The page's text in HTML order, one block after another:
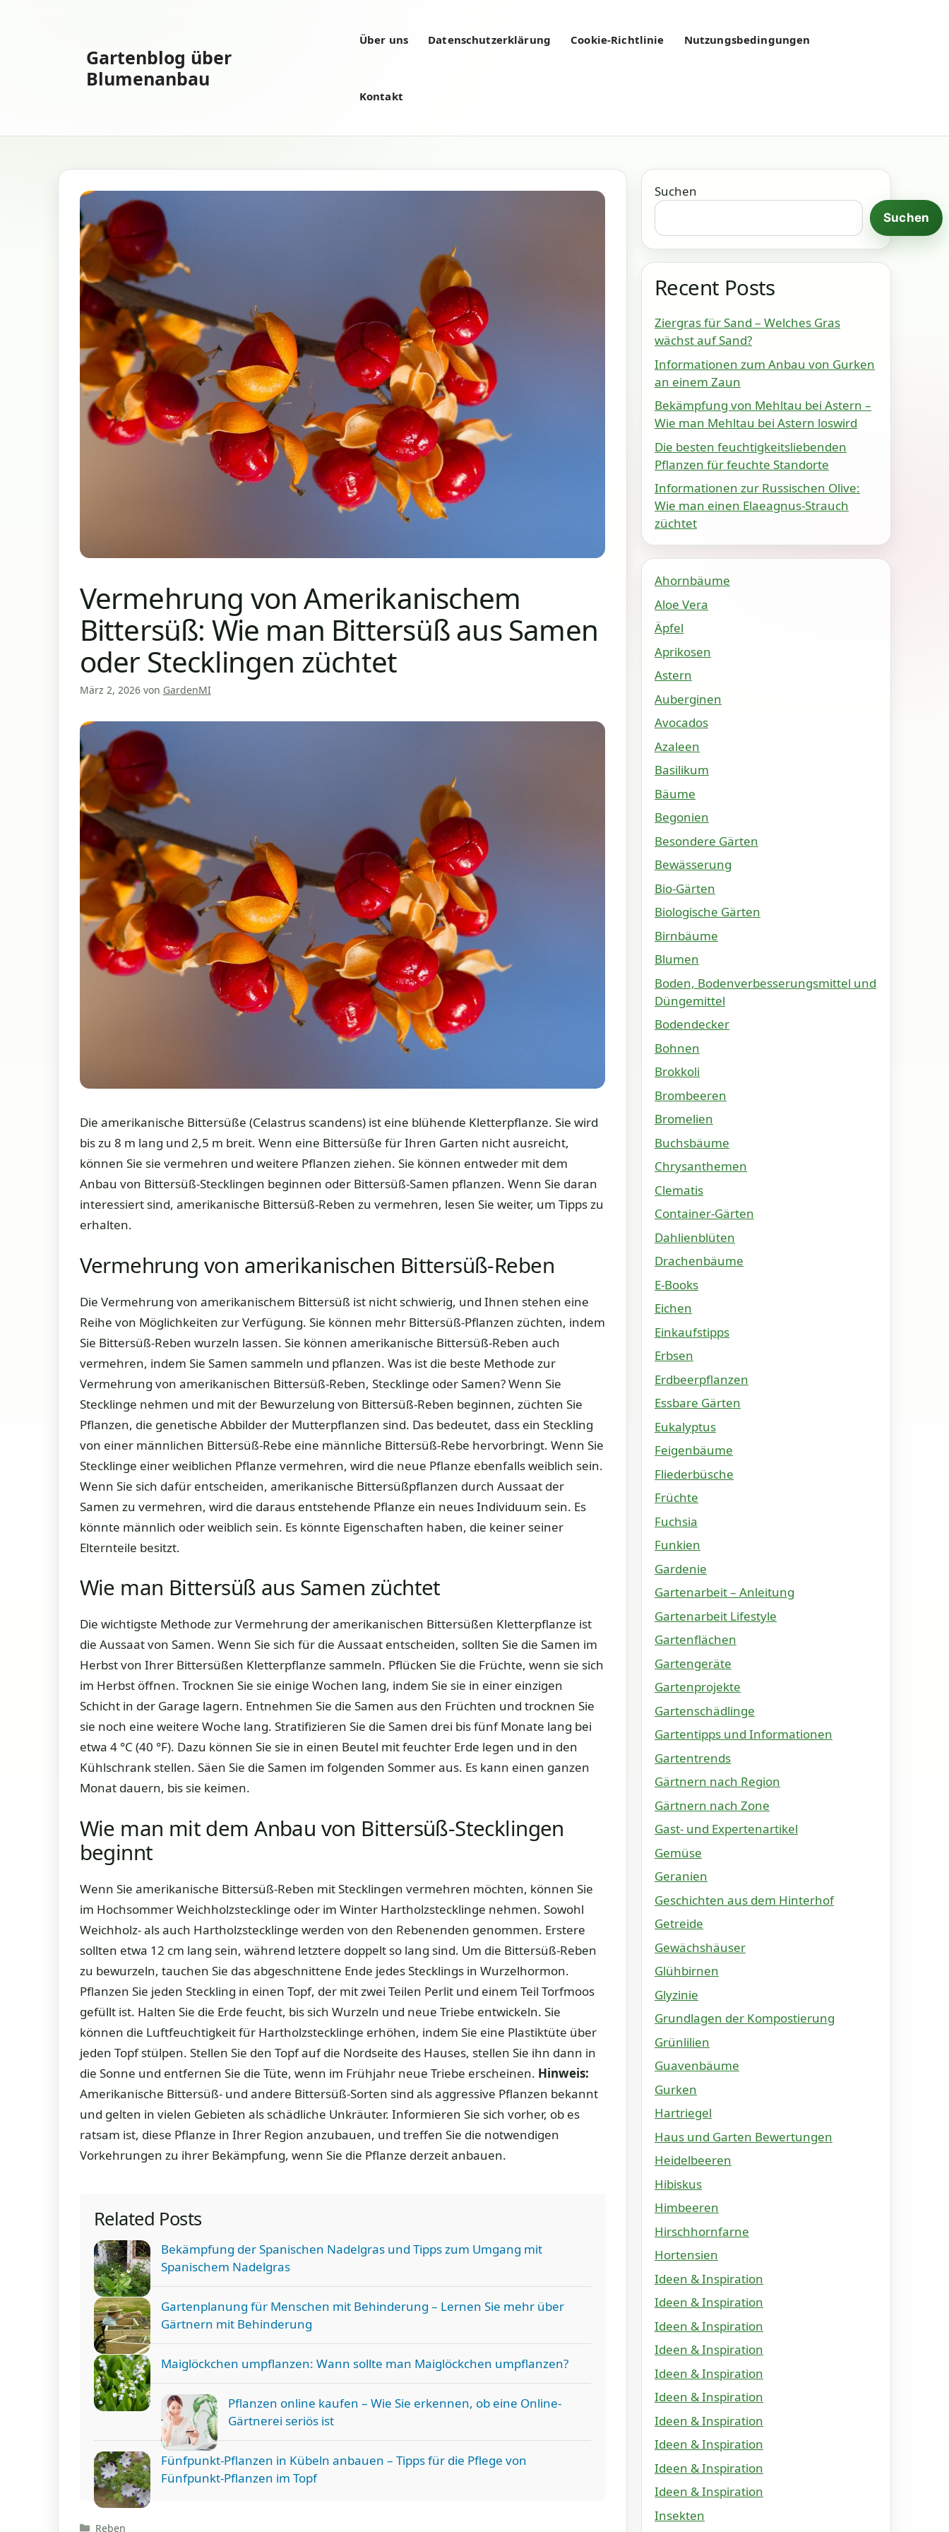
Gartenblog über
Blumenanbau
Über uns Datenschutzerklärung Cookie-Richtlinie Nutzungsbedingungen
Kontakt
Vermehrung von Amerikanischem
Bittersüß: Wie man Bittersüß aus Samen
oder Stecklingen züchtet
März 2, 2026 von GardenMI
Die amerikanische Bittersüße (Celastrus scandens) ist eine blühende Kletterpflanze. Sie wird
bis zu 8 m lang und 2,5 m breit. Wenn eine Bittersüße für Ihren Garten nicht ausreicht,
können Sie sie vermehren und weitere Pflanzen ziehen. Sie können entweder mit dem
Anbau von Bittersüß-Stecklingen beginnen oder Bittersüß-Samen pflanzen. Wenn Sie daran
interessiert sind, amerikanische Bittersüß-Reben zu vermehren, lesen Sie weiter, um Tipps zu
erhalten.
Vermehrung von amerikanischen Bittersüß-Reben
Die Vermehrung von amerikanischem Bittersüß ist nicht schwierig, und Ihnen stehen eine
Reihe von Möglichkeiten zur Verfügung. Sie können mehr Bittersüß-Pflanzen züchten, indem
Sie Bittersüß-Reben wurzeln lassen. Sie können amerikanische Bittersüß-Reben auch
vermehren, indem Sie Samen sammeln und pflanzen. Was ist die beste Methode zur
Vermehrung von amerikanischen Bittersüß-Reben, Stecklinge oder Samen? Wenn Sie
Stecklinge nehmen und mit der Bewurzelung von Bittersüß-Reben beginnen, züchten Sie
Pflanzen, die genetische Abbilder der Mutterpflanzen sind. Das bedeutet, dass ein Steckling
von einer männlichen Bittersüß-Rebe eine männliche Bittersüß-Rebe hervorbringt. Wenn Sie
Stecklinge einer weiblichen Pflanze vermehren, wird die neue Pflanze ebenfalls weiblich sein.
Wenn Sie sich dafür entscheiden, amerikanische Bittersüßpflanzen durch Aussaat der
Samen zu vermehren, wird die daraus entstehende Pflanze ein neues Individuum sein. Es
könnte männlich oder weiblich sein. Es könnte Eigenschaften haben, die keiner seiner
Elternteile besitzt.
Wie man Bittersüß aus Samen züchtet
Die wichtigste Methode zur Vermehrung der amerikanischen Bittersüßen Kletterpflanze ist
die Aussaat von Samen. Wenn Sie sich für die Aussaat entscheiden, sollten Sie die Samen im
Herbst von Ihrer Bittersüßen Kletterpflanze sammeln. Pflücken Sie die Früchte, wenn sie sich
im Herbst öffnen. Trocknen Sie sie einige Wochen lang, indem Sie sie in einer einzigen
Schicht in der Garage lagern. Entnehmen Sie die Samen aus den Früchten und trocknen Sie
sie noch eine weitere Woche lang. Stratifizieren Sie die Samen drei bis fünf Monate lang bei
etwa 4 °C (40 °F). Dazu können Sie sie in einen Beutel mit feuchter Erde legen und in den
Kühlschrank stellen. Säen Sie die Samen im folgenden Sommer aus. Es kann einen ganzen
Monat dauern, bis sie keimen.
Wie man mit dem Anbau von Bittersüß-Stecklingen
beginnt
Wenn Sie amerikanische Bittersüß-Reben mit Stecklingen vermehren möchten, können Sie
im Hochsommer Weichholzstecklinge oder im Winter Hartholzstecklinge nehmen. Sowohl
Weichholz- als auch Hartholzstecklinge werden von den Rebenenden genommen. Erstere
sollten etwa 12 cm lang sein, während letztere doppelt so lang sind. Um die Bittersüß-Reben
zu bewurzeln, tauchen Sie das abgeschnittene Ende jedes Stecklings in Wurzelhormon.
Pflanzen Sie jeden Steckling in einen Topf, der mit zwei Teilen Perlit und einem Teil Torfmoos
gefüllt ist. Halten Sie die Erde feucht, bis sich Wurzeln und neue Triebe entwickeln. Sie
können die Luftfeuchtigkeit für Hartholzstecklinge erhöhen, indem Sie eine Plastiktüte über
jeden Topf stülpen. Stellen Sie den Topf auf die Nordseite des Hauses, stellen Sie ihn dann in
die Sonne und entfernen Sie die Tüte, wenn im Frühjahr neue Triebe erscheinen. Hinweis:
Amerikanische Bittersüß- und andere Bittersüß-Sorten sind als aggressive Pflanzen bekannt
und gelten in vielen Gebieten als schädliche Unkräuter. Informieren Sie sich vorher, ob es
ratsam ist, diese Pflanze in Ihrer Region anzubauen, und treffen Sie die notwendigen
Vorkehrungen zu ihrer Bekämpfung, wenn Sie die Pflanze derzeit anbauen.
Related Posts
Bekämpfung der Spanischen Nadelgras und Tipps zum Umgang mit
Spanischem Nadelgras
Gartenplanung für Menschen mit Behinderung – Lernen Sie mehr über
Gärtnern mit Behinderung
Maiglöckchen umpflanzen: Wann sollte man Maiglöckchen umpflanzen?
Pflanzen online kaufen – Wie Sie erkennen, ob eine Online-
Gärtnerei seriös ist
Fünfpunkt-Pflanzen in Kübeln anbauen – Tipps für die Pflege von
Fünfpunkt-Pflanzen im Topf
Kategorien
Reben
Suchen
Suchen
Recent Posts
Ziergras für Sand – Welches Gras
wächst auf Sand?
Informationen zum Anbau von Gurken
an einem Zaun
Bekämpfung von Mehltau bei Astern –
Wie man Mehltau bei Astern loswird
Die besten feuchtigkeitsliebenden
Pflanzen für feuchte Standorte
Informationen zur Russischen Olive:
Wie man einen Elaeagnus-Strauch
züchtet
Ahornbäume
Aloe Vera
Äpfel
Aprikosen
Astern
Auberginen
Avocados
Azaleen
Basilikum
Bäume
Begonien
Besondere Gärten
Bewässerung
Bio-Gärten
Biologische Gärten
Birnbäume
Blumen
Boden, Bodenverbesserungsmittel und
Düngemittel
Bodendecker
Bohnen
Brokkoli
Brombeeren
Bromelien
Buchsbäume
Chrysanthemen
Clematis
Container-Gärten
Dahlienblüten
Drachenbäume
E-Books
Eichen
Einkaufstipps
Erbsen
Erdbeerpflanzen
Essbare Gärten
Eukalyptus
Feigenbäume
Fliederbüsche
Früchte
Fuchsia
Funkien
Gardenie
Gartenarbeit – Anleitung
Gartenarbeit Lifestyle
Gartenflächen
Gartengeräte
Gartenprojekte
Gartenschädlinge
Gartentipps und Informationen
Gartentrends
Gärtnern nach Region
Gärtnern nach Zone
Gast- und Expertenartikel
Gemüse
Geranien
Geschichten aus dem Hinterhof
Getreide
Gewächshäuser
Glühbirnen
Glyzinie
Grundlagen der Kompostierung
Grünlilien
Guavenbäume
Gurken
Hartriegel
Haus und Garten Bewertungen
Heidelbeeren
Hibiskus
Himbeeren
Hirschhornfarne
Hortensien
Ideen & Inspiration
Ideen & Inspiration
Ideen & Inspiration
Ideen & Inspiration
Ideen & Inspiration
Ideen & Inspiration
Ideen & Inspiration
Ideen & Inspiration
Ideen & Inspiration
Ideen & Inspiration
Insekten